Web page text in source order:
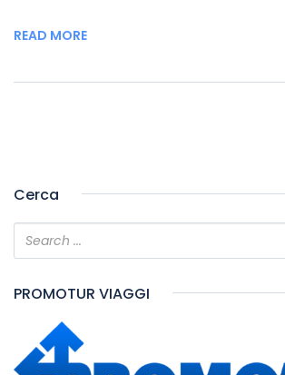
READ MORE
Cerca
PROMOTUR VIAGGI